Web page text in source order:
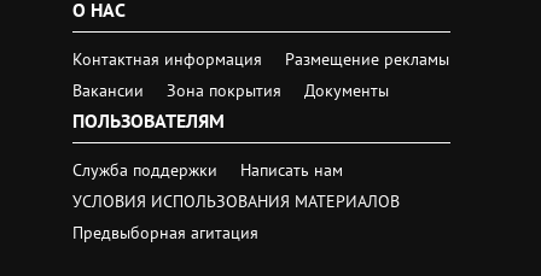
О НАС
Контактная информация
Размещение рекламы
Вакансии
Зона покрытия Документы
ПОЛЬЗОВАТЕЛЯМ
Служба поддержки
Написать нам
УСЛОВИЯ ИСПОЛЬЗОВАНИЯ МАТЕРИАЛОВ
Предвыборная агитация